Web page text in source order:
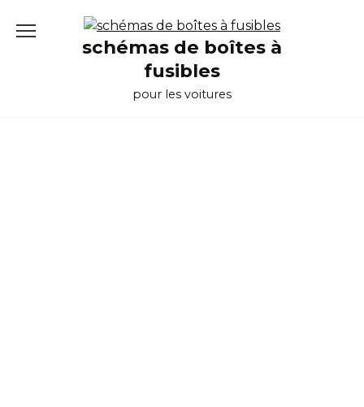
содержаниюschémas de boîtes à
fusibles
pour les voitures